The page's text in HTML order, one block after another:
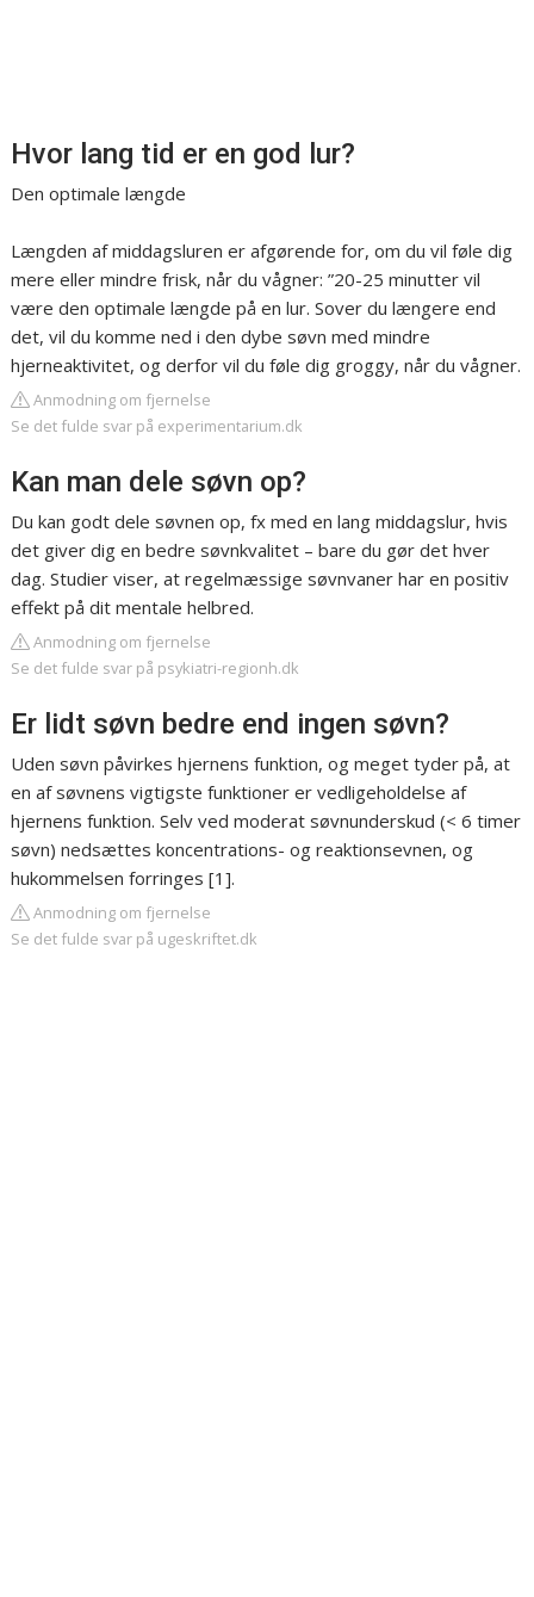
Hvor lang tid er en god lur?
Den optimale længde
Længden af middagsluren er afgørende for, om du vil føle dig
mere eller mindre frisk, når du vågner: ”20-25 minutter vil
være den optimale længde på en lur. Sover du længere end
det, vil du komme ned i den dybe søvn med mindre
hjerneaktivitet, og derfor vil du føle dig groggy, når du vågner.
Anmodning om fjernelse
Se det fulde svar på experimentarium.dk
Kan man dele søvn op?
Du kan godt dele søvnen op, fx med en lang middagslur, hvis
det giver dig en bedre søvnkvalitet – bare du gør det hver
dag. Studier viser, at regelmæssige søvnvaner har en positiv
effekt på dit mentale helbred.
Anmodning om fjernelse
Se det fulde svar på psykiatri-regionh.dk
Er lidt søvn bedre end ingen søvn?
Uden søvn påvirkes hjernens funktion, og meget tyder på, at
en af søvnens vigtigste funktioner er vedligeholdelse af
hjernens funktion. Selv ved moderat søvnunderskud (< 6 timer
søvn) nedsættes koncentrations- og reaktionsevnen, og
hukommelsen forringes [1].
Anmodning om fjernelse
Se det fulde svar på ugeskriftet.dk